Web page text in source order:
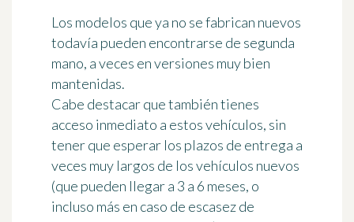
Los modelos que ya no se fabrican nuevos
todavía pueden encontrarse de segunda
mano, a veces en versiones muy bien
mantenidas.
Cabe destacar que también tienes
acceso inmediato a estos vehículos, sin
tener que esperar los plazos de entrega a
veces muy largos de los vehículos nuevos
(que pueden llegar a 3 a 6 meses, o
incluso más en caso de escasez de